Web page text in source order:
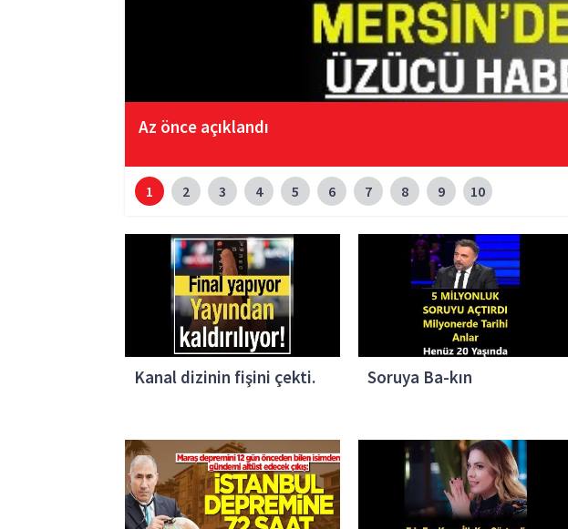
Az önce açıklandı
1 2 3 4 5 6 7 8 9 10
Kanal dizinin fişini çekti. Soruya Ba-kın